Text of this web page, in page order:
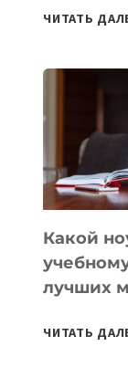
ЧИТАТЬ
Какой
лучших
ЧИТАТЬ